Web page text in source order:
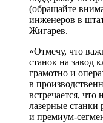
(обращайте
инженеров в
Жигарев.
«Отмечу, что
станок на завод
грамотно и
в
встречается, что
лазерные
и премиум-­